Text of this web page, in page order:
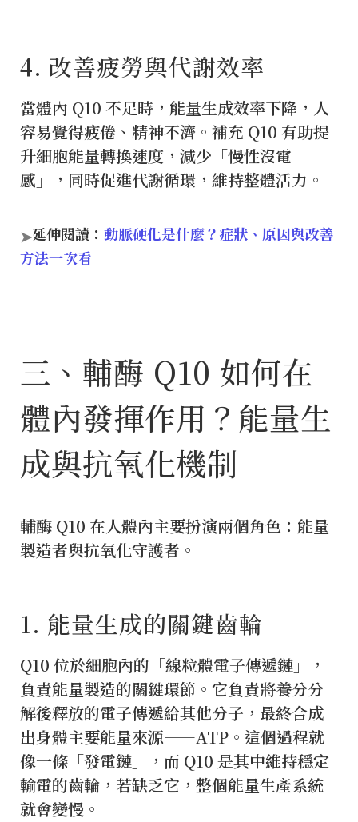
4️. 改善疲勞與代謝效率
當體內 Q10 不足時，能量生成效率下降，人
容易覺得疲倦、精神不濟。補充 Q10 有助提
升細胞能量轉換速度，減少「慢性沒電
感」，同時促進代謝循環，維持整體活力。
➤延伸閱讀： 動脈硬化是什麼？症狀、原因與改善
方法一次看
三、輔酶 Q10 如何在
體內發揮作用？能量生
成與抗氧化機制
輔酶 Q10 在人體內主要扮演兩個角色：能量
製造者與抗氧化守護者。
1️. 能量生成的關鍵齒輪
Q10 位於細胞內的「線粒體電子傳遞鏈」，
負責能量製造的關鍵環節。它負責將養分分
解後釋放的電子傳遞給其他分子，最終合成
出身體主要能量來源——ATP。這個過程就
像一條「發電鏈」，而 Q10 是其中維持穩定
輸電的齒輪，若缺乏它，整個能量生產系統
就會變慢。